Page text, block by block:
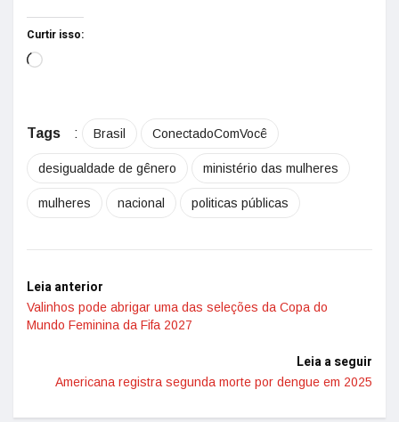
Curtir isso:
Tags : Brasil ConectadoComVocê
desigualdade de gênero ministério das mulheres
mulheres nacional politicas públicas
Leia anterior
Valinhos pode abrigar uma das seleções da Copa do
Mundo Feminina da Fifa 2027
Leia a seguir
Americana registra segunda morte por dengue em 2025